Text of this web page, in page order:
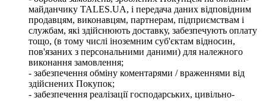
майданчику TALES.UA, і передача даних відповідним
продавцям, виконавцям, партнерам, підприємствам і
службам, які здійснюють доставку, забезпечують оплату
тощо, (в тому числі іноземним суб'єктам відносин,
пов'язаних з персональними даними) для належного
виконання замовлення;
- забезпечення обміну коментарями / враженнями від
здійснених Покупок;
- забезпечення реалізації господарських, цивільно-